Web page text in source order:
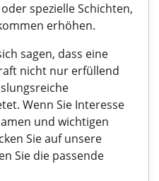
spezielle Schichten,
erhöhen.
sagen, dass eine
nicht nur erfüllend
Wenn Sie Interesse
und wichtigen
Sie auf unsere
Sie die passende